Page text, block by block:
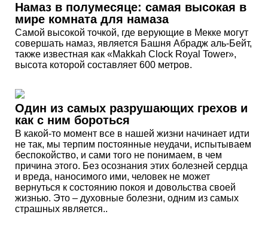
Намаз в полумесяце: самая высокая в
мире комната для намаза
Самой высокой точкой, где верующие в Мекке могут
совершать намаз, является Башня Абрадж аль-Бейт,
также известная как «Makkah Clock Royal Tower»,
высота которой составляет 600 метров.
Один из самых разрушающих грехов и
как с ним бороться
В какой-то момент все в нашей жизни начинает идти
не так, мы терпим постоянные неудачи, испытываем
беспокойство, и сами того не понимаем, в чем
причина этого. Без осознания этих болезней сердца
и вреда, наносимого ими, человек не может
вернуться к состоянию покоя и довольства своей
жизнью. Это – духовные болезни, одним из самых
страшных является..